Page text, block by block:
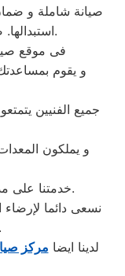
صيانة شاملة و
استبدالها. ضمان حقيقى و جميع القطع اصلية.
فى موقع
و يقوم
جميع الفنيين
و يملكون
خدمتنا على مدار 24 ساعة يومياُ طوال أيام الأسبوع.
نسعى دائما
اى وقت وفى اى مكان.
لدينا ايضا مركز